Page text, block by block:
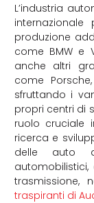
L’industria
produzione
come BMW e
anche altri
come
sfruttando i
propri centri di
ruolo cruciale
ricerca e
delle auto
trasmissione,
traspiranti di